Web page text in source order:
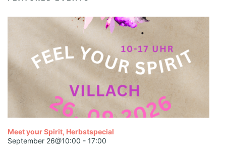
Meet your Spirit, Herbstspecial
September 26@10:00 - 17:00